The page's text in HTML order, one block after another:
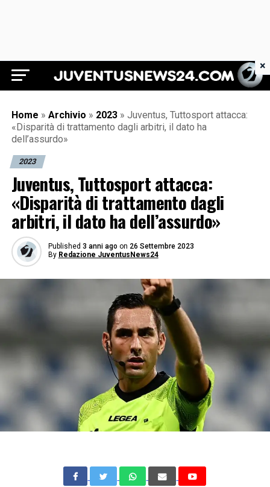
Juventus News 24
Home » Archivio » 2023 » Juventus, Tuttosport attacca:
«Disparità di trattamento dagli arbitri, il dato ha
dell’assurdo»
2023
Juventus, Tuttosport attacca:
«Disparità di trattamento dagli
arbitri, il dato ha dell’assurdo»
Published 3 anni ago on 26 Settembre 2023
By Redazione JuventusNews24
×